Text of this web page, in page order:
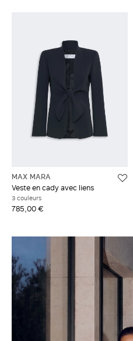
MAX MARA
Veste en cady avec liens
3 couleurs
785,00 €